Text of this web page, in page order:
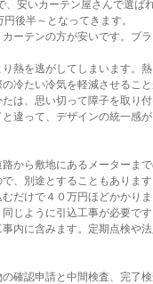
、安いカーテン屋さんで選
後半～となってきます。
ーテンの方が安いです。ブ
熱を逃がしてしまいます。
冷たい冷気を軽減させること
は、思い切って障子を取り
違って、デザインの統一感が
から敷地にあるメーターま
、別途とすることもありま
だけで４０万円ほどかかりま
じように引込工事が必要で
内に含みます。定期点検や
確認申請と中間検査、完了